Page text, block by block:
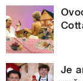
Je